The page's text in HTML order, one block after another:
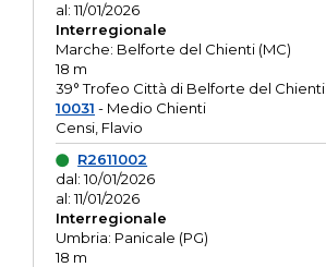
al: 11/01/2026
Interregionale
Marche: Belforte del Chienti (MC)
18 m
39° Trofeo Città di Belforte del Chienti.
10031 - Medio Chienti
Censi, Flavio
R2611002
dal: 10/01/2026
al: 11/01/2026
Interregionale
Umbria: Panicale (PG)
18 m